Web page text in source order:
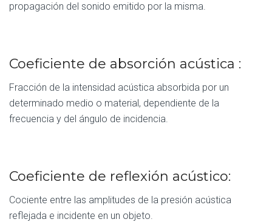
propagación del sonido emitido por la misma.
Coeficiente de absorción acústica :
Fracción de la intensidad acústica absorbida por un
determinado medio o material, dependiente de la
frecuencia y del ángulo de incidencia.
Coeficiente de reflexión acústico:
Cociente entre las amplitudes de la presión acústica
reflejada e incidente en un objeto.